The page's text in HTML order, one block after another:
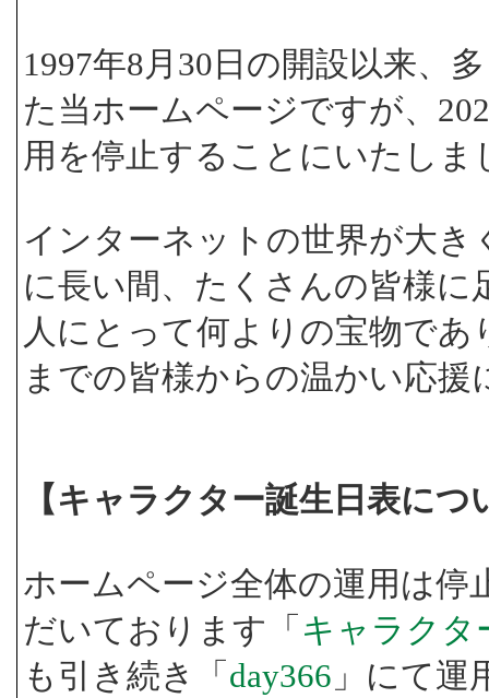
1997年8月30日の開設以来、
た当ホームページですが、
用を停止することにいたしま
インターネットの世界が大
に長い間、たくさんの皆様
人にとって何よりの宝物で
までの皆様からの温かい応
【キャラクター誕生日表に
ホームページ全体の運用は停
だいております「 キャラクタ
も引き続き「 day366 」にて